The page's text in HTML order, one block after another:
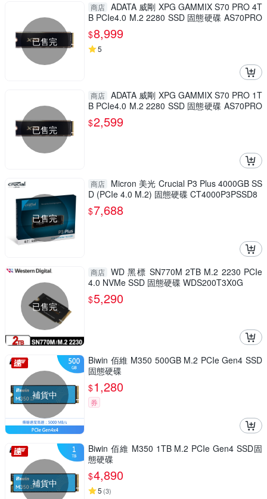
已售完
商店 ADATA 威剛 XPG GAMMIX S70 PRO 4T
B PCIe4.0 M.2 2280 SSD 固態硬碟 AS70PRO
-4TCS
$8,999
5
已售完
商店 ADATA 威剛 XPG GAMMIX S70 PRO 1T
B PCIe4.0 M.2 2280 SSD 固態硬碟 AS70PRO
-1TCS
$2,599
已售完
商店
Micron 美光 Crucial P3 Plus 4000GB SS
D (PCIe 4.0 M.2) 固態硬碟 CT4000P3PSSD8
$7,688
已售完
商店 WD 黑標 SN770M 2TB M.2 2230 PCIe
4.0 NVMe SSD 固態硬碟 WDS200T3X0G
$5,290
補貨中
Biwin 佰維 M350 500GB M.2 PCIe Gen4 SSD
固態硬碟
$1,280
券
補貨中
Biwin 佰維 M350 1TB M.2 PCIe Gen4 SSD固
態硬碟
$4,890
5 (3)